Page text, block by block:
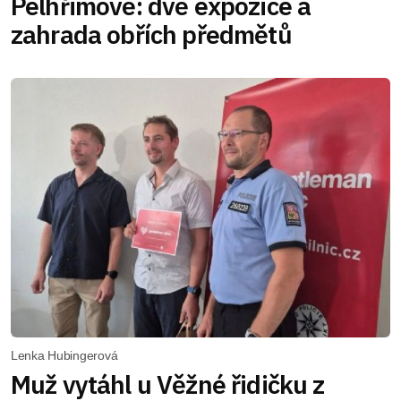
zahrada obřích předmětů
Lenka Hubingerová
Muž vytáhl u Věžné řidičku z